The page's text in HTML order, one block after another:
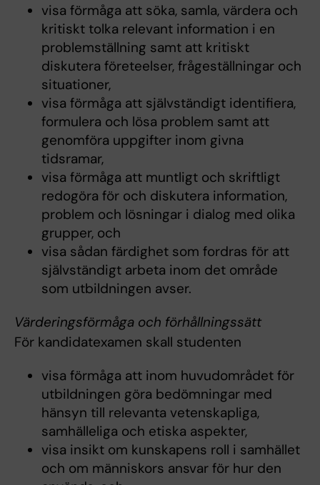
visa förmåga att söka, samla, värdera och
kritiskt tolka relevant information i en
problemställning samt att kritiskt
diskutera företeelser, frågeställningar och
situationer,
visa förmåga att självständigt identifiera,
formulera och lösa problem samt att
genomföra uppgifter inom givna
tidsramar,
visa förmåga att muntligt och skriftligt
redogöra för och diskutera information,
problem och lösningar i dialog med olika
grupper, och
visa sådan färdighet som fordras för att
självständigt arbeta inom det område
som utbildningen avser.
Värderingsförmåga och förhållningssätt
För kandidatexamen skall studenten
visa förmåga att inom huvudområdet för
utbildningen göra bedömningar med
hänsyn till relevanta vetenskapliga,
samhälleliga och etiska aspekter,
visa insikt om kunskapens roll i samhället
och om människors ansvar för hur den